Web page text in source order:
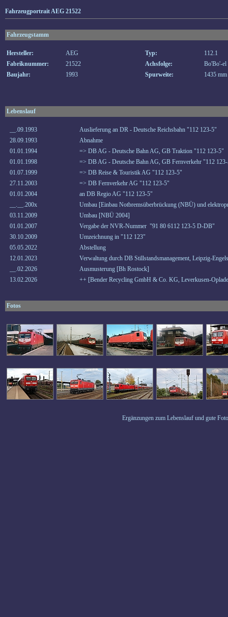
Fahrzeugportrait AEG 21522
Fahrzeugstamm
Hersteller: AEG Typ:
112.1
Fabriknummer:
21522 Achsfolge:
Bo'Bo'-el
Baujahr:
1993 Spurweite: 1435 mm
Lebenslauf
__.09.1993
Auslieferung an DR - Deutsche Reichsbahn "112 123-5"
28.09.1993
Abnahme
01.01.1994
=> DB AG - Deutsche Bahn AG, GB Traktion "112 123-5"
01.01.1998
=> DB AG - Deutsche Bahn AG, GB Fernverkehr "112
01.07.1999
=> DB Reise & Touristik AG "112 123-5"
27.11.2003
=> DB Fernverkehr AG "112 123-5"
01.01.2004
an DB Regio AG "112 123-5"
__.__.200x
Umbau [Einbau Notbremsüberbrückung (NBÜ) und
03.11.2009
Umbau [NBÜ 2004]
01.01.2007
Vergabe der NVR-Nummer "91 80 6112 123-5 D-DB"
30.10.2009
Umzeichnung in "112 123"
05.05.2022
Abstellung
12.01.2023
Verwaltung durch DB Stillstandsmanagement, Leipzig-
__.02.2026
Ausmusterung [Bh Rostock]
13.02.2026
++ [Bender Recycling GmbH & Co. KG, Leverkusen-
Fotos
Ergänzungen zum Lebenslauf und gute